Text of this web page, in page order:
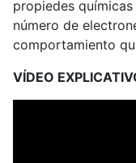
propiedes
número de
comportamiento
VÍDEO